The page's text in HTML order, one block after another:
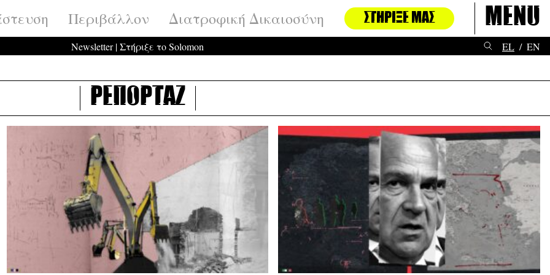
Περιβάλλον Διατροφική Δικαιοσύνη ΣΤΉΡΙΞΈ ΜΑΣ Menu
Newsletter|Στήριξε το Solomon EL EN
Ρεπορτάζ